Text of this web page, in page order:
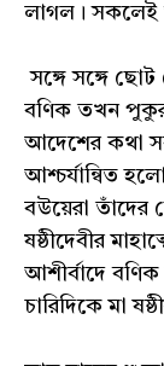
লাগল। সকলেই
সঙ্গে সঙ্গে
বণিক তখন পুকুর
আদেশের কথা
আশ্চর্যান্বিত
বউয়েরা
ষষ্ঠীদেবীর
আশীর্বাদে
চারিদিকে মা